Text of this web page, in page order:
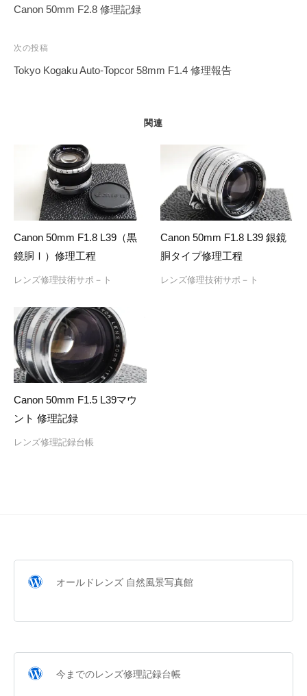
稿
ビ
ゲ
Canon 50mm F2.8 修理記録
次の投稿
Tokyo Kogaku Auto-Topcor 58mm F1.4 修理報告
関連
Canon 50mm F1.8 L39（黒
鏡胴Ⅰ）修理工程
レンズ修理技術サポ－ト
Canon 50mm F1.8 L39 銀鏡
胴タイプ修理工程
レンズ修理技術サポ－ト
Canon 50mm F1.5 L39マウ
ント 修理記録
レンズ修理記録台帳
オールドレンズ 自然風景写真館
今までのレンズ修理記録台帳